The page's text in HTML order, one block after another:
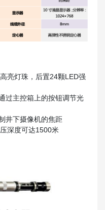
亮灯珠，后置24颗LED强
过主控箱上的按钮调节光
井下摄像机的焦距
深度可达1500米